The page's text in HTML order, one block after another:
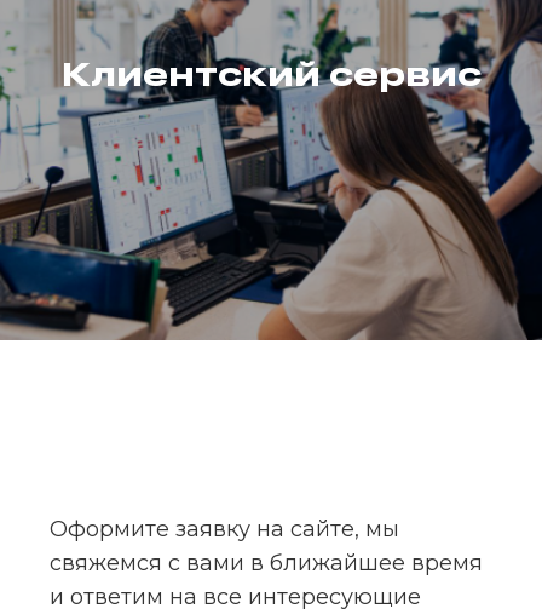
Клиентский сервис
Оформите заявку на сайте, мы
свяжемся с вами в ближайшее время
и ответим на все интересующие